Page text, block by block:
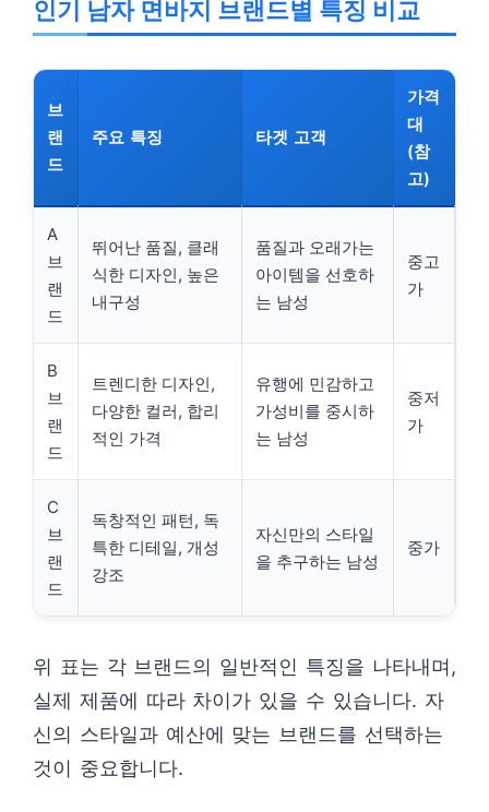
인기 남자 면바지 브랜드별 특징 비교
브
랜
드
주요 특징 타겟 고객
가격
대
(참
고)
A
브
랜
드
뛰어난 품질, 클래
식한 디자인, 높은
내구성
품질과 오래가는
아이템을 선호하
는 남성
중고
가
B
브
랜
드
트렌디한 디자인,
다양한 컬러, 합리
적인 가격
유행에 민감하고
가성비를 중시하
는 남성
중저
가
C
브
랜
드
독창적인 패턴, 독
특한 디테일, 개성
강조
자신만의 스타일
을 추구하는 남성
중가
위 표는 각 브랜드의 일반적인 특징을 나타내며,
실제 제품에 따라 차이가 있을 수 있습니다. 자
신의 스타일과 예산에 맞는 브랜드를 선택하는
것이 중요합니다.